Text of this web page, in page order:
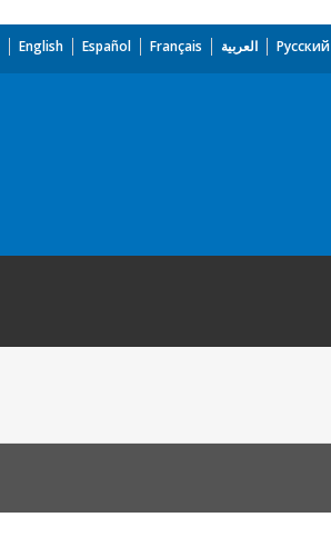
English Español Français العربية Русский